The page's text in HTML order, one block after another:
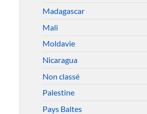
Madagascar
Mali
Moldavie
Nicaragua
Non classé
Palestine
Pays Baltes